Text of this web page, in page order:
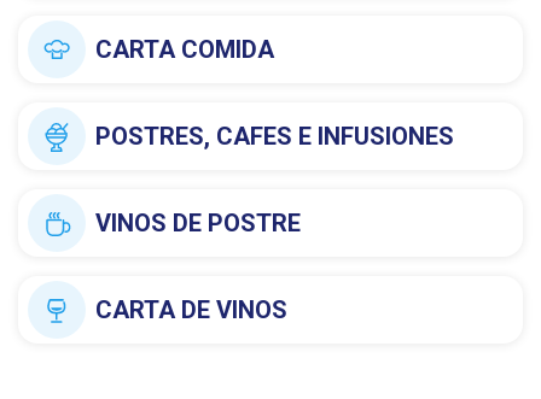
CARTA COMIDA
POSTRES, CAFES E INFUSIONES
VINOS DE POSTRE
CARTA DE VINOS